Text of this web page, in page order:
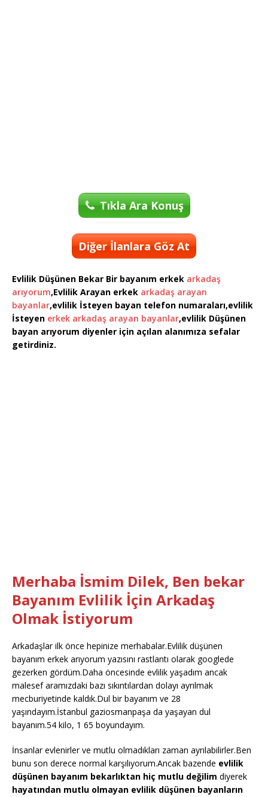
Tıkla Ara Konuş
Diğer İlanlara Göz At
Evlilik Düşünen Bekar Bir bayanım erkek arkadaş
arıyorum,Evlilik Arayan erkek arkadaş arayan
bayanlar,evlilik İsteyen bayan telefon numaraları,evlilik
İsteyen erkek arkadaş arayan bayanlar,evlilik Düşünen
bayan arıyorum diyenler için açılan alanımıza sefalar
getirdiniz.
Merhaba İsmim Dilek, Ben bekar
Bayanım Evlilik İçin Arkadaş
Olmak İstiyorum
Arkadaşlar ilk önce hepinize merhabalar.Evlilik düşünen
bayanım erkek arıyorum yazısını rastlantı olarak googlede
gezerken gördüm.Daha öncesinde evlilik yaşadım ancak
malesef aramızdaki bazı sıkıntılardan dolayı ayrılmak
mecburiyetinde kaldık.Dul bir bayanım ve 28
yaşındayım.İstanbul gaziosmanpaşa da yaşayan dul
bayanım.54 kilo, 1 65 boyundayım.
İnsanlar evlenirler ve mutlu olmadıkları zaman ayrılabilirler.Ben
bunu son derece normal karşılıyorum.Ancak bazende evlilik
düşünen bayanım bekarlıktan hiç mutlu değilim diyerek
hayatından mutlu olmayan evlilik düşünen bayanların